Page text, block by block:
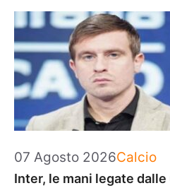
07 Agosto 2026Categorie
Calcio
Inter, le mani legate